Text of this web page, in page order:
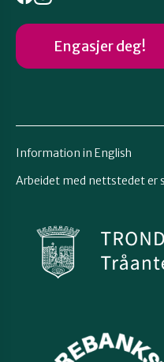
Engasjer deg!
Information in English
Arbeidet med nettstedet